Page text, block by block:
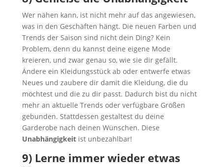
Wer nähen kann, ist nicht mehr auf das angewiesen,
was in den Geschäften hängt. Die neuen Farben und
Trends der Saison sind nicht dein Ding? Kein
Problem, denn du kannst deine eigene Mode
kreieren, und zwar genau so, wie sie dir gefällt.
Ändere ein Kleidungsstück ab oder entwerfe etwas
Neues und zaubere dir damit die Kleidung, die du
möchtest und die zu dir passt. Dadurch bist du nicht
mehr an aktuelle Trends oder verfügbare Größen
gebunden. Stattdessen gestaltest du deine
Garderobe nach deinen Wünschen. Diese
Unabhängigkeit ist unbezahlbar!
9) Lerne immer wieder etwas